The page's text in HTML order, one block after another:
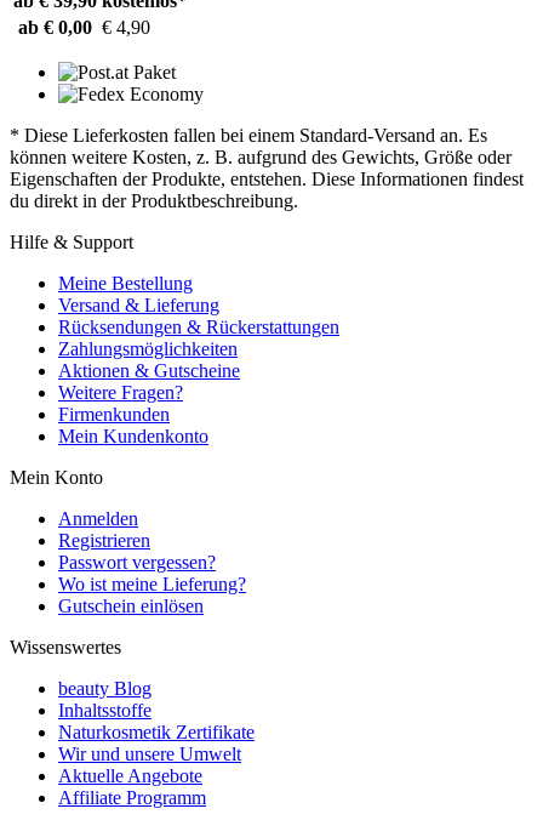
ab € 0,00 € 4,90
* Diese Lieferkosten fallen bei einem Standard-Versand an. Es
können weitere Kosten, z. B. aufgrund des Gewichts, Größe oder
Eigenschaften der Produkte, entstehen. Diese Informationen findest
du direkt in der Produktbeschreibung.
Hilfe & Support
Meine Bestellung
Versand & Lieferung
Rücksendungen & Rückerstattungen
Zahlungsmöglichkeiten
Aktionen & Gutscheine
Weitere Fragen?
Firmenkunden
Mein Kundenkonto
Mein Konto
Anmelden
Registrieren
Passwort vergessen?
Wo ist meine Lieferung?
Gutschein einlösen
Wissenswertes
beauty Blog
Inhaltsstoffe
Naturkosmetik Zertifikate
Wir und unsere Umwelt
Aktuelle Angebote
Affiliate Programm